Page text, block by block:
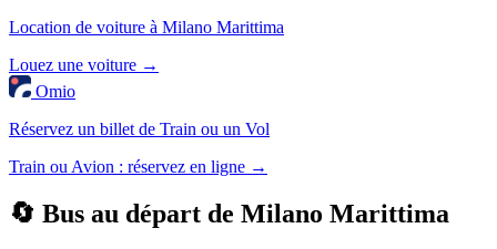
Location de voiture à Milano Marittima
Louez une voiture →
Omio
Réservez un billet de Train ou un Vol
Train ou Avion : réservez en ligne →
🔄 Bus au départ de Milano Marittima